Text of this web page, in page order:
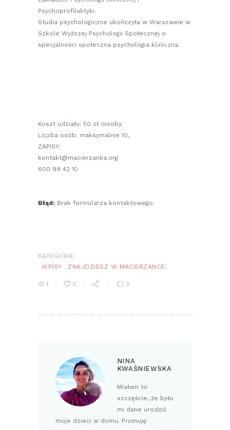
Psychoprofilaktyki.
Studia psychologiczne ukończyła w Warszawie w
Szkole Wyższej Psychologii Społecznej o
specjalności społeczna psychologia kliniczna.
Koszt udziału: 50 zł /osoby
Liczba osób: maksymalnie 10,
ZAPISY:
kontakt@macierzanka.org
600 99 42 10
Błąd: Brak formularza kontaktowego.
KATEGORIE:
WPISY
ZNAJDZIESZ W MACIERZANCE:
1 0 0
NINA
KWAŚNIEWSKA
Miałam to
szczęście, że było
mi dane urodzić
moje dzieci w domu. Promuję